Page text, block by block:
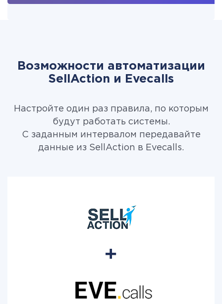
Возможности автоматизации
SellAction и Evecalls
Настройте один раз правила, по которым
будут работать системы.
С заданным интервалом передавайте
данные из SellAction в Evecalls.